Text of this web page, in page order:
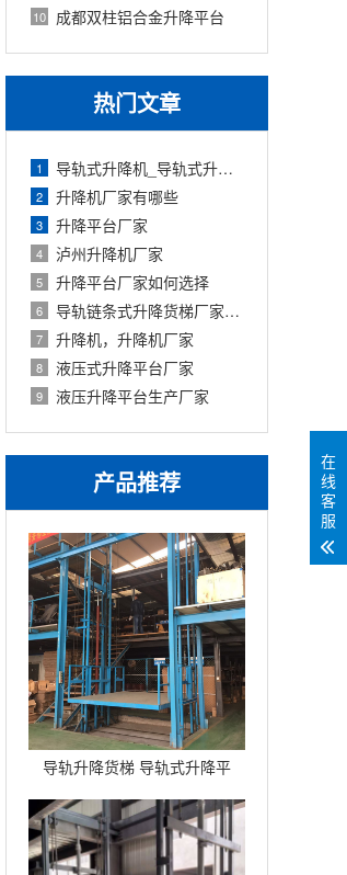
10 成都双柱铝合金升降平台
热门文章
1 导轨式升降机_导轨式升降平台厂家
2 升降机厂家有哪些
3 升降平台厂家
4 泸州升降机厂家
5 升降平台厂家如何选择
6 导轨链条式升降货梯厂家定制
7 升降机，升降机厂家
8 液压式升降平台厂家
9 液压升降平台生产厂家
产品推荐
导轨升降货梯 导轨式升降平
台
在
线
客
服